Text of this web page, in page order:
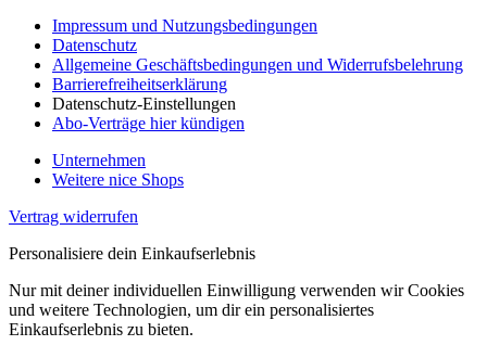
Impressum und Nutzungsbedingungen
Datenschutz
Allgemeine Geschäftsbedingungen und Widerrufsbelehrung
Barrierefreiheitserklärung
Datenschutz-Einstellungen
Abo-Verträge hier kündigen
Unternehmen
Weitere nice Shops
Vertrag widerrufen
Personalisiere dein Einkaufserlebnis
Nur mit deiner individuellen Einwilligung verwenden wir Cookies
und weitere Technologien, um dir ein personalisiertes
Einkaufserlebnis zu bieten.